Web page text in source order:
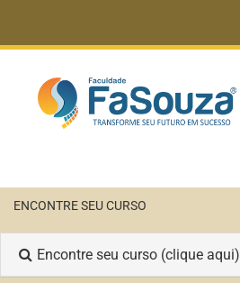
ENCONTRE SEU CURSO
Encontre seu curso (clique aqui)